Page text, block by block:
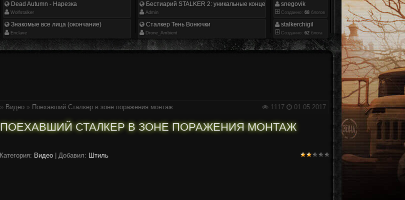
Dead Autumn - Нарезка
Wolfstalker
Знакомые все лица (окончание)
Enclave
Бестиарий STALKER 2: уникальные концепт-арты
Аdmin
Сталкер Тень Вонючки
Drone_Ambient
snegovik
Созданно: 68 блогов
stalkerchigil
Созданно: 62 блога
1117 01.05.2017
» Видео » Поехавший Сталкер в зоне поражения монтаж
ПОЕХАВШИЙ СТАЛКЕР В ЗОНЕ ПОРАЖЕНИЯ МОНТАЖ
Категория: Видео | Добавил: Штиль